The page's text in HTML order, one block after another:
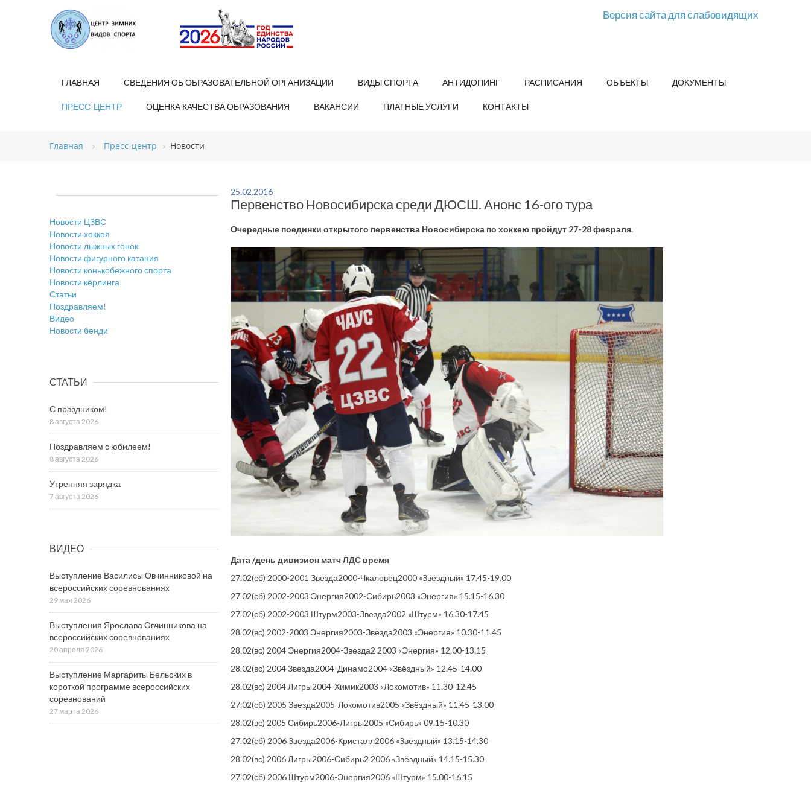
Версия сайта для слабовидящих
ГЛАВНАЯ СВЕДЕНИЯ ОБ ОБРАЗОВАТЕЛЬНОЙ ОРГАНИЗАЦИИ ВИДЫ СПОРТА АНТИДОПИНГ РАСПИСАНИЯ ОБЪЕКТЫ ДОКУМЕНТЫ
ПРЕСС-ЦЕНТР ОЦЕНКА КАЧЕСТВА ОБРАЗОВАНИЯ ВАКАНСИИ ПЛАТНЫЕ УСЛУГИ КОНТАКТЫ
Главная Пресс-центр Новости
25.02.2016
Первенство Новосибирска среди ДЮСШ. Анонс 16-ого тура
Очередные поединки открытого первенства Новосибирска по хоккею пройдут 27-28 февраля.
Дата /день дивизион матч ЛДС время
27.02(сб) 2000-2001 Звезда2000-Чкаловец2000 «Звёздный» 17.45-19.00
27.02(сб) 2002-2003 Энергия2002-Сибирь2003 «Энергия» 15.15-16.30
27.02(сб) 2002-2003 Штурм2003-Звезда2002 «Штурм» 16.30-17.45
28.02(вс) 2002-2003 Энергия2003-Звезда2003 «Энергия» 10.30-11.45
28.02(вс) 2004 Энергия2004-Звезда2 2003 «Энергия» 12.00-13.15
28.02(вс) 2004 Звезда2004-Динамо2004 «Звёздный» 12.45-14.00
28.02(вс) 2004 Лигры2004-Химик2003 «Локомотив» 11.30-12.45
27.02(сб) 2005 Звезда2005-Локомотив2005 «Звёздный» 11.45-13.00
28.02(вс) 2005 Сибирь2006-Лигры2005 «Сибирь» 09.15-10.30
27.02(сб) 2006 Звезда2006-Кристалл2006 «Звёздный» 13.15-14.30
28.02(вс) 2006 Лигры2006-Сибирь2 2006 «Звёздный» 14.15-15.30
27.02(сб) 2006 Штурм2006-Энергия2006 «Штурм» 15.00-16.15
Новости ЦЗВС
Новости хоккея
Новости лыжных гонок
Новости фигурного катания
Новости конькобежного спорта
Новости кёрлинга
Статьи
Поздравляем!
Видео
Новости бенди
СТАТЬИ
С праздником!
8 августа 2026
Поздравляем с юбилеем!
8 августа 2026
Утренняя зарядка
7 августа 2026
ВИДЕО
Выступление Василисы Овчинниковой на
всероссийских соревнованиях
29 мая 2026
Выступления Ярослава Овчинникова на
всероссийских соревнованиях
20 апреля 2026
Выступление Маргариты Бельских в
короткой программе всероссийских
соревнований
27 марта 2026